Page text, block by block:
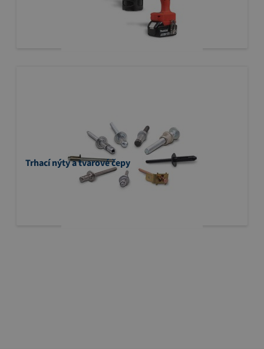
Trhací nýty a tvarové čepy